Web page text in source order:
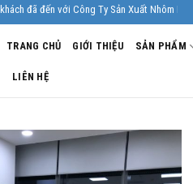
đến với Công Ty Sản Xuất Nhôm Kính Âu
TRANG CHỦ GIỚI THIỆU SẢN PHẨM
LIÊN HỆ